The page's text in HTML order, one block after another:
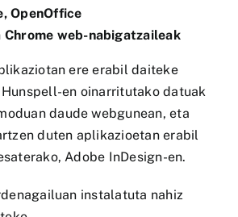
OpenOffice
Chrome web-nabigatzaileak
ere erabil daiteke
en oinarritutako datuak
daude webgunean, eta
duten aplikazioetan erabil
Adobe InDesign-en.
instalatuta nahiz